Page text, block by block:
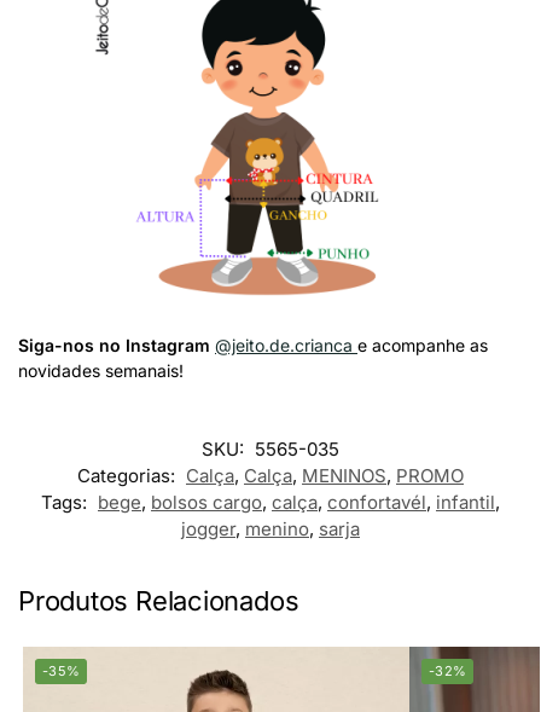
Siga-nos no Instagram @jeito.de.crianca e acompanhe as
novidades semanais!
SKU: 5565-035
Categorias: Calça, Calça, MENINOS, PROMO
Tags: bege, bolsos cargo, calça, confortavél, infantil,
jogger, menino, sarja
Produtos Relacionados
-35% -32%